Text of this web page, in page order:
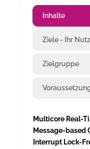
Inhalte
Ziele - Ihr
Zielgruppe
Multicore Real-
Message-based
Interrupt Lock-